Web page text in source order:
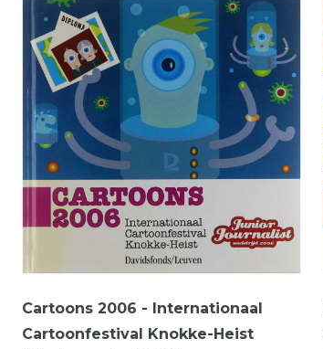
Cartoons 2006 - Internationaal
Cartoonfestival Knokke-Heist